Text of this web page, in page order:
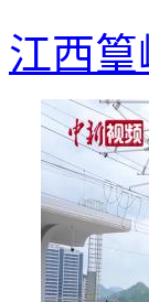
江西篁